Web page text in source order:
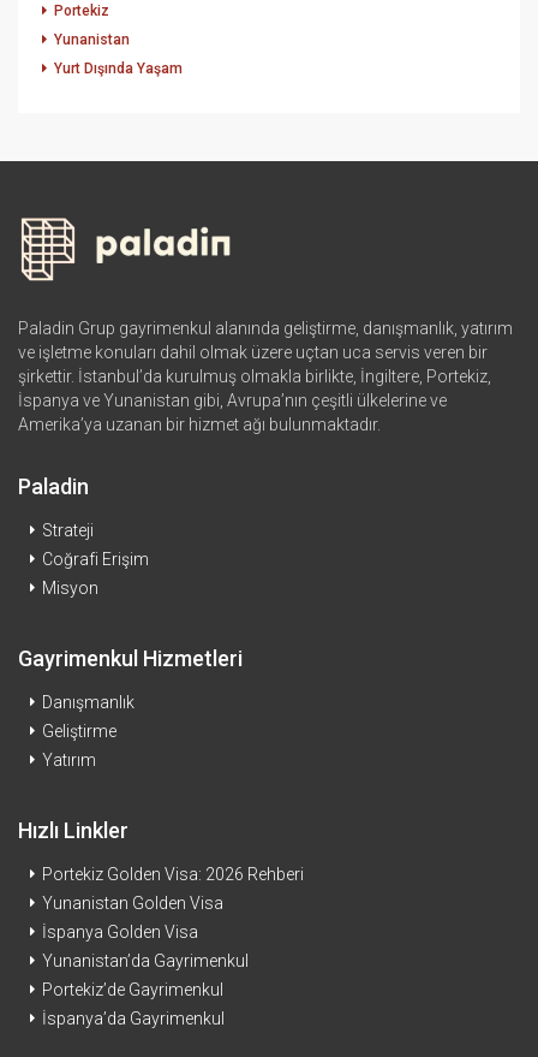
Portekiz
Yunanistan
Yurt Dışında Yaşam
Paladin Grup gayrimenkul alanında geliştirme, danışmanlık, yatırım
ve işletme konuları dahil olmak üzere uçtan uca servis veren bir
şirkettir. İstanbul’da kurulmuş olmakla birlikte, İngiltere, Portekiz,
İspanya ve Yunanistan gibi, Avrupa’nın çeşitli ülkelerine ve
Amerika’ya uzanan bir hizmet ağı bulunmaktadır.
Paladin
Strateji
Coğrafi Erişim
Misyon
Gayrimenkul Hizmetleri
Danışmanlık
Geliştirme
Yatırım
Hızlı Linkler
Portekiz Golden Visa: 2026 Rehberi
Yunanistan Golden Visa
İspanya Golden Visa
Yunanistan’da Gayrimenkul
Portekiz’de Gayrimenkul
İspanya’da Gayrimenkul